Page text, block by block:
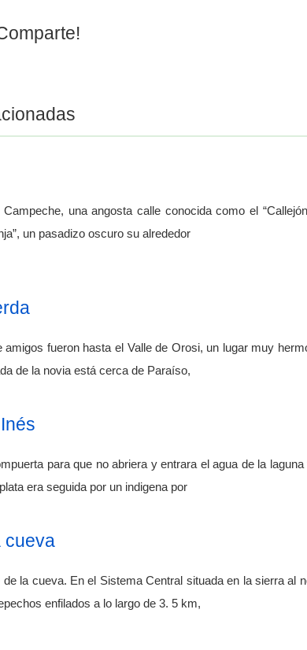
una angosta calle conocida como el
un pasadizo oscuro su alrededor
fueron hasta el Valle de Orosi, un lugar muy
de la novia está cerca de Paraíso,
para que no abriera y entrara el agua de la laguna
era seguida por un indigena por
cueva
la cueva. En el Sistema Central situada en la sierra al
enfilados a lo largo de 3. 5 km,